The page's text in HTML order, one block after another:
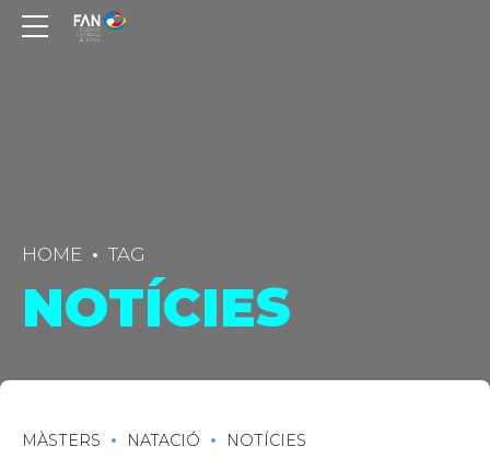
HOME TAG
NOTÍCIES
MÀSTERS NATACIÓ NOTÍCIES